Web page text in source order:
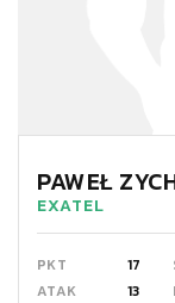
PAWEŁ
EXATEL
PKT 17
ATAK
13